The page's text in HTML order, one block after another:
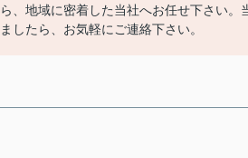
、地域に密着した当社へお任せ下さい。
したら、お気軽にご連絡下さい。